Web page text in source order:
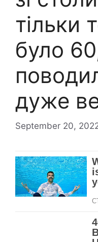
тільки
було
дуже
September 20,